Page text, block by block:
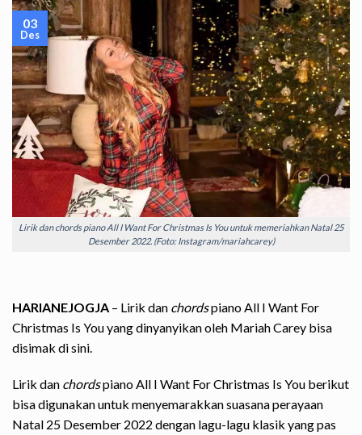
Lirik dan chords piano All I Want For Christmas Is You untuk memeriahkan Natal 25
Desember 2022. (Foto: Instagram/mariahcarey)
03
Des
HARIANEJOGJA – Lirik dan chordspiano All I Want For
Christmas Is You yang dinyanyikan oleh Mariah Carey bisa
disimak di sini.
Lirik dan chordspiano All I Want For Christmas Is You berikut
bisa digunakan untuk menyemarakkan suasana perayaan
Natal 25 Desember 2022 dengan lagu-lagu klasik yang pas